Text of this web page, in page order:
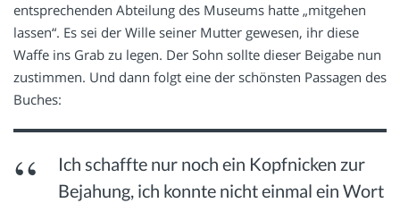
entsprechenden Abteilung des Museums hatte „mitgehen
lassen“. Es sei der Wille seiner Mutter gewesen, ihr diese
Waffe ins Grab zu legen. Der Sohn sollte dieser Beigabe nun
zustimmen. Und dann folgt eine der schönsten Passagen des
Buches:
Ich schaffte nur noch ein Kopfnicken zur
Bejahung, ich konnte nicht einmal ein Wort